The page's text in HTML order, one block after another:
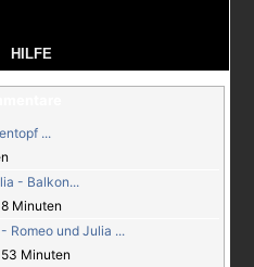
HILFE
...
- Balkon...
Minuten
Romeo und Julia ...
Minuten